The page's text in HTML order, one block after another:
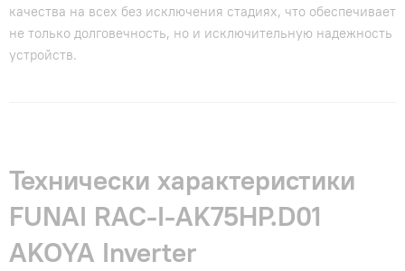
качества на всех без исключения стадиях, что обеспечивает
не только долговечность, но и исключительную надежность
устройств.
Технически характеристики
FUNAI RAC-I-AK75HP.D01
AKOYA Inverter